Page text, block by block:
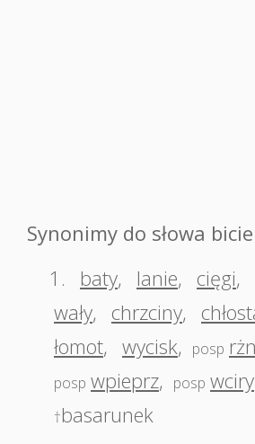
Synonimy do słowa bicie
1.
baty, lanie, cięgi,
wały, chrzciny,
łomot, wycisk, posp
posp wpieprz, posp wciry
†basarunek